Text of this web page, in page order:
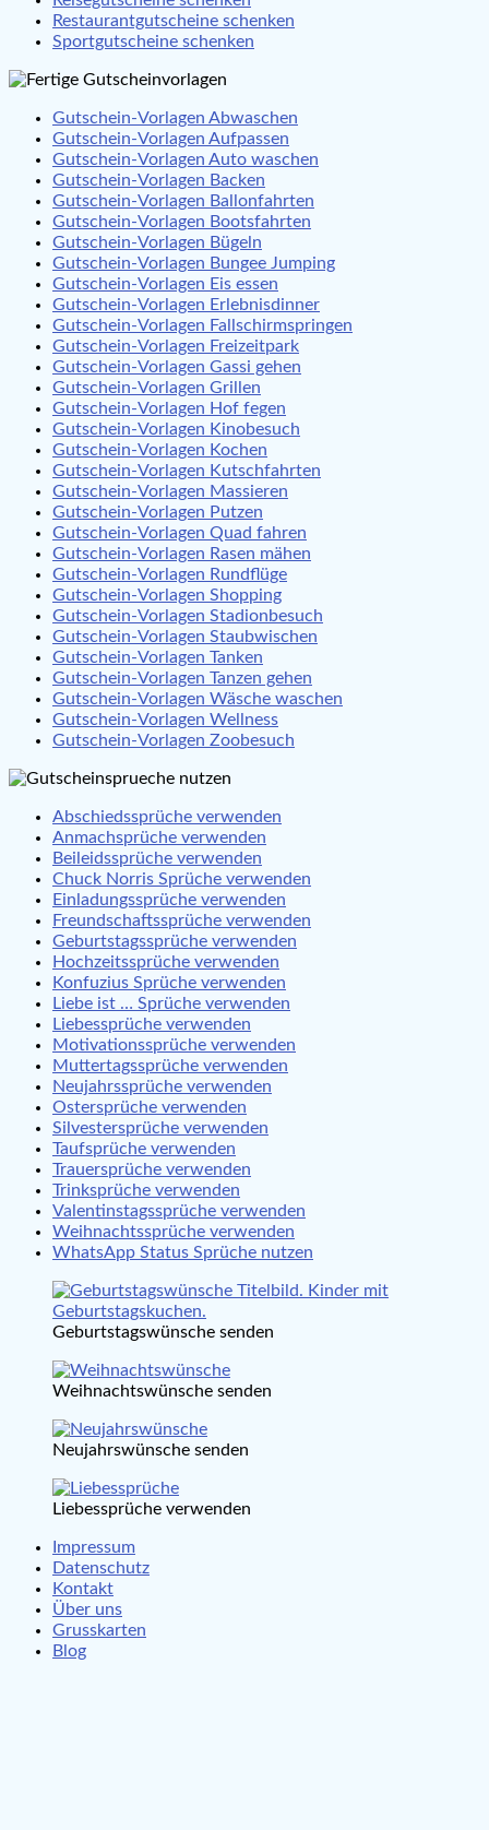
Restaurantgutscheine schenken
Sportgutscheine schenken
Gutschein-Vorlagen Abwaschen
Gutschein-Vorlagen Aufpassen
Gutschein-Vorlagen Auto waschen
Gutschein-Vorlagen Backen
Gutschein-Vorlagen Ballonfahrten
Gutschein-Vorlagen Bootsfahrten
Gutschein-Vorlagen Bügeln
Gutschein-Vorlagen Bungee Jumping
Gutschein-Vorlagen Eis essen
Gutschein-Vorlagen Erlebnisdinner
Gutschein-Vorlagen Fallschirmspringen
Gutschein-Vorlagen Freizeitpark
Gutschein-Vorlagen Gassi gehen
Gutschein-Vorlagen Grillen
Gutschein-Vorlagen Hof fegen
Gutschein-Vorlagen Kinobesuch
Gutschein-Vorlagen Kochen
Gutschein-Vorlagen Kutschfahrten
Gutschein-Vorlagen Massieren
Gutschein-Vorlagen Putzen
Gutschein-Vorlagen Quad fahren
Gutschein-Vorlagen Rasen mähen
Gutschein-Vorlagen Rundflüge
Gutschein-Vorlagen Shopping
Gutschein-Vorlagen Stadionbesuch
Gutschein-Vorlagen Staubwischen
Gutschein-Vorlagen Tanken
Gutschein-Vorlagen Tanzen gehen
Gutschein-Vorlagen Wäsche waschen
Gutschein-Vorlagen Wellness
Gutschein-Vorlagen Zoobesuch
Abschiedssprüche verwenden
Anmachsprüche verwenden
Beileidssprüche verwenden
Chuck Norris Sprüche verwenden
Einladungssprüche verwenden
Freundschaftssprüche verwenden
Geburtstagssprüche verwenden
Hochzeitssprüche verwenden
Konfuzius Sprüche verwenden
Liebe ist … Sprüche verwenden
Liebessprüche verwenden
Motivationssprüche verwenden
Muttertagssprüche verwenden
Neujahrssprüche verwenden
Ostersprüche verwenden
Silvestersprüche verwenden
Taufsprüche verwenden
Trauersprüche verwenden
Trinksprüche verwenden
Valentinstagssprüche verwenden
Weihnachtssprüche verwenden
WhatsApp Status Sprüche nutzen
Geburtstagswünsche senden
Weihnachtswünsche senden
Neujahrswünsche senden
Liebessprüche verwenden
Impressum
Datenschutz
Kontakt
Über uns
Grusskarten
Blog